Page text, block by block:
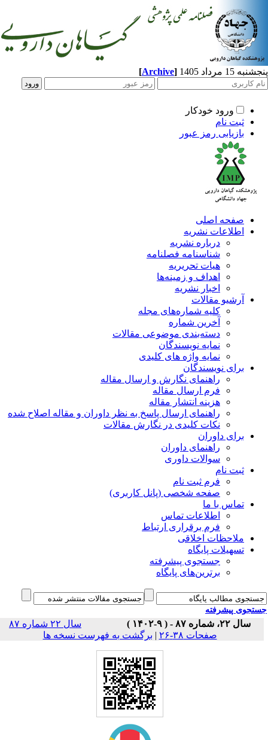
مرداد 1405 [Archive]
ورود خودکار
ثبت نام
بازیابی رمز عبور
صفحه اصلی
اطلاعات نشریه
درباره نشریه
شناسنامه فصلنامه
هیات تحریریه
اهداف و زمینه‌ها
اخبار نشریه
آرشیو مقالات
کلیه شماره‌های مجله
آخرین شماره
دسته‌بندی موضوعی مقالات
نمایه نویسندگان
نمایه واژه های کلیدی
برای نویسندگان
راهنمای نگارش و ارسال مقاله
فرم ارسال مقاله
هزینه انتشار مقاله
راهنمای ارسال پاسخ به نظر داوران و مقاله اصلاح شده
نکات کلیدی در نگارش مقالات
برای داوران
راهنمای داوران
سوالات داوری
ثبت نام
فرم ثبت نام
صفحه شخصی (پانل کاربری)
تماس با ما
اطلاعات تماس
فرم برقراری ارتباط
ملاحظات اخلاقی
تسهیلات پایگاه
جستجوی پیشرفته
برترین‌های پایگاه
پیشرفته
سال ۲۲، شماره ۸۷ - ( ۹-۱۴۰۲ )
سال ۲۲ شماره ۸۷
صفحات ۳۸-۲۶
|برگشت به فهرست نسخه ها